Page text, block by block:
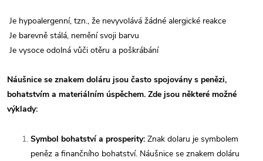
Je hypoalergenní, tzn., že nevyvolává žádné alergické reakce
Je barevně stálá, nemění svoji barvu
Je vysoce odolná vůči otěru a poškrábání
Náušnice se znakem doláru jsou často spojovány s penězi,
bohatstvím a materiálním úspěchem. Zde jsou některé možné
výklady:
Symbol bohatství a prosperity: Znak dolaru je symbolem
peněz a finančního bohatství. Náušnice se znakem doláru